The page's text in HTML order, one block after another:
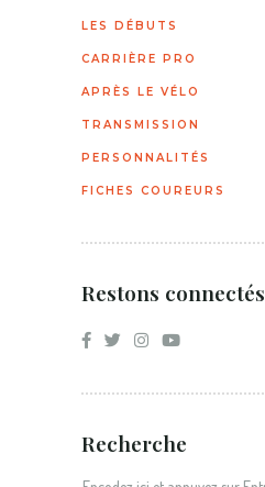
LES DÉBUTS
CARRIÈRE PRO
APRÈS LE VÉLO
TRANSMISSION
PERSONNALITÉS
FICHES COUREURS
Restons connectés
Recherche